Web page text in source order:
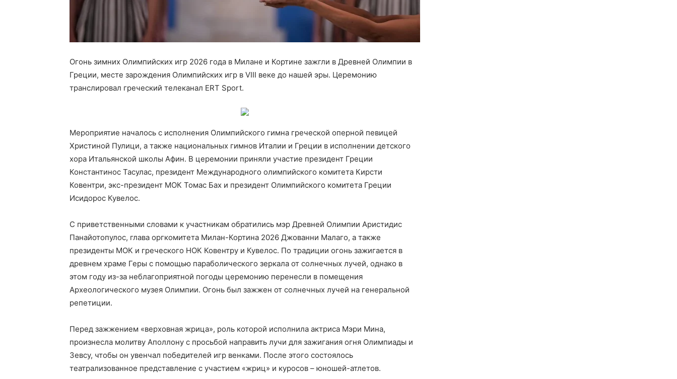
Огонь зимних Олимпийских игр 2026 года в Милане и Кортине зажгли в Древней Олимпии в
Греции, месте зарождения Олимпийских игр в VIII веке до нашей эры. Церемонию
транслировал греческий телеканал ERT Sport.
Мероприятие началось с исполнения Олимпийского гимна греческой оперной певицей
Христиной Пулици, а также национальных гимнов Италии и Греции в исполнении детского
хора Итальянской школы Афин. В церемонии приняли участие президент Греции
Константинос Тасулас, президент Международного олимпийского комитета Кирсти
Ковентри, экс-президент МОК Томас Бах и президент Олимпийского комитета Греции
Исидорос Кувелос.
С приветственными словами к участникам обратились мэр Древней Олимпии Аристидис
Панайотопулос, глава оргкомитета Милан-Кортина 2026 Джованни Малаго, а также
президенты МОК и греческого НОК Ковентру и Кувелос. По традиции огонь зажигается в
древнем храме Геры с помощью параболического зеркала от солнечных лучей, однако в
этом году из-за неблагоприятной погоды церемонию перенесли в помещения
Археологического музея Олимпии. Огонь был зажжен от солнечных лучей на генеральной
репетиции.
Перед зажжением «верховная жрица», роль которой исполнила актриса Мэри Мина,
произнесла молитву Аполлону с просьбой направить лучи для зажигания огня Олимпиады и
Зевсу, чтобы он увенчал победителей игр венками. После этого состоялось
театрализованное представление с участием «жриц» и куросов – юношей-атлетов.